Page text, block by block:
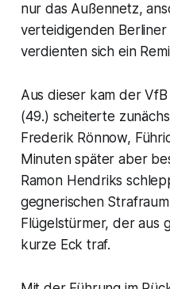
nur das Außennetz,
verteidigenden
verdienten sich ein
Aus dieser kam der
(49.) scheiterte
Frederik Rönnow,
Minuten später aber
Ramon Hendriks
gegnerischen
Flügelstürmer, der aus
kurze Eck traf.